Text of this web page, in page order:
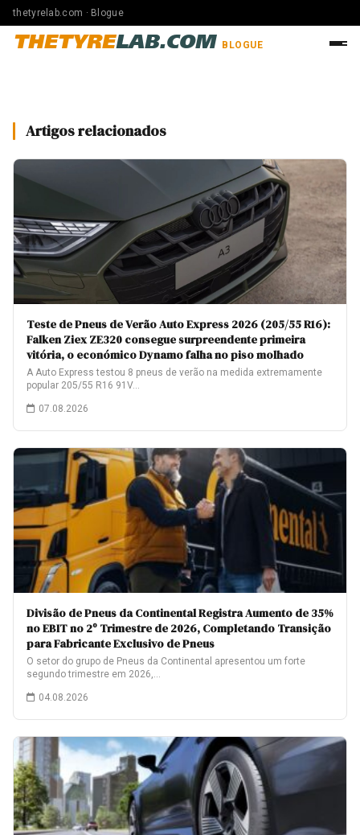
thetyrelab.com · Blogue
THETYRELAB.COM BLOGUE
Artigos relacionados
Teste de Pneus de Verão Auto Express 2026 (205/55 R16):
Falken Ziex ZE320 consegue surpreendente primeira
vitória, o económico Dynamo falha no piso molhado
A Auto Express testou 8 pneus de verão na medida extremamente
popular 205/55 R16 91V…
07.08.2026
Divisão de Pneus da Continental Registra Aumento de 35%
no EBIT no 2º Trimestre de 2026, Completando Transição
para Fabricante Exclusivo de Pneus
O setor do grupo de Pneus da Continental apresentou um forte
segundo trimestre em 2026,…
04.08.2026